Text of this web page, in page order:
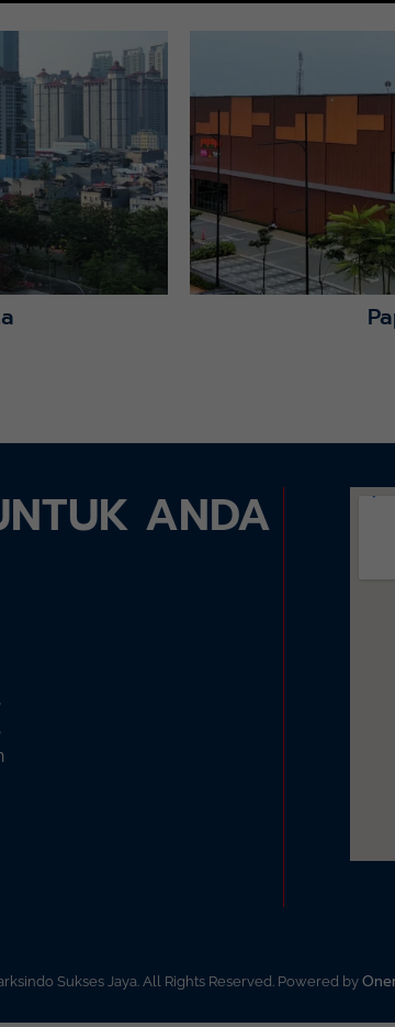
Lihat Detail Proyek
ANDA
Sukses Jaya. All Rights Reserved. Powered by